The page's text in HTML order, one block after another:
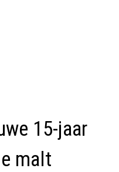
15-jaar
malt